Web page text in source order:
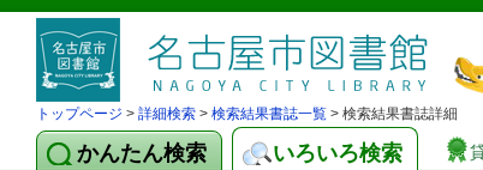
トップページ > 詳細検索 > 検索結果書誌一覧 > 検索結果書誌詳細
かんたん検索 いろいろ検索